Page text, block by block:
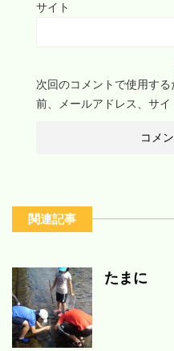
サイト
次回のコメントで使用す
前、メールアドレス、サイ
関連記事
たまに